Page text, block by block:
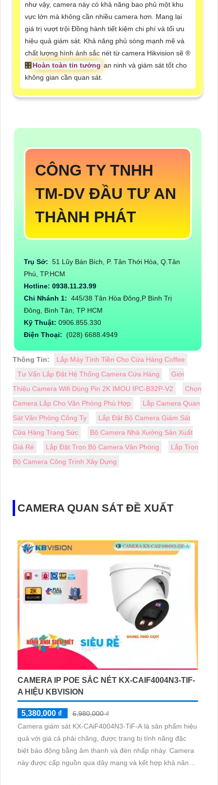
như vậy, camera này có khả năng bao phủ một khu
vực lớn mà không cần nhiều camera hơn. Mang lại
giá trị vượt trội Đồng hành tiết kiệm chi phí và tối ưu
hiệu quả giám sát. Khả năng phủ sóng mạnh mẽ và
chất lượng hình ảnh sắc nét từ camera Hikvision sẽ ®️
🎛 Hoàn toàn tin tưởng an ninh và giám sát tốt cho
không gian cần quan sát.
CÔNG TY TNHH
TM-DV ĐẦU TƯ AN
THÀNH PHÁT
Trụ Sở: 51 Lũy Bán Bích, P. Tân Thới Hòa, Q.Tân
Phú, TP.HCM
Hotline: 0938.11.23.99
Chi Nhánh 1: 445/38 Tân Hòa Đông,P Bình Trị
Đông, Bình Tân, TP HCM
Kỹ Thuật: 0906.855.330
Điện Thoại: (028) 6688.4949
Thông Tin:
Lắp Máy Tính Tiền Cho Cửa Hàng Coffee
Tư Vấn Lắp Đặt Hệ Thống Camera Cửa Hàng
Giới
Thiệu Camera Wifi Dùng Pin 2K IMOU IPC-B32P-V2
Chọn
Camera Lắp Cho Văn Phòng Phù Hợp
Lắp Camera Quan
Sát Văn Phòng Công Ty
Lắp Đặt Bộ Camera Giám Sát
Cửa Hàng Trang Sức
Bộ Camera Nhà Xưởng Sản Xuất
Giá Rẻ
Lắp Đặt Trọn Bộ Camera Văn Phòng
Lắp Trọn
Bộ Camera Công Trình Xây Dựng
CAMERA QUAN SÁT ĐỀ XUẤT
CAMERA IP POE SẮC NÉT KX-CAIF4004N3-TIF-
A HIỆU KBVISION
5,380,000 ₫
6,980,000 ₫
Camera giám sát KX-CAiF4004N3-TiF-A là sản phẩm hiệu
quả với giá cả phải chăng, được trang bị tính năng đặc
biệt báo động bằng âm thanh và đèn nhấp nháy. Camera
này được cấp nguồn qua dây mạng và kết hợp khả năng